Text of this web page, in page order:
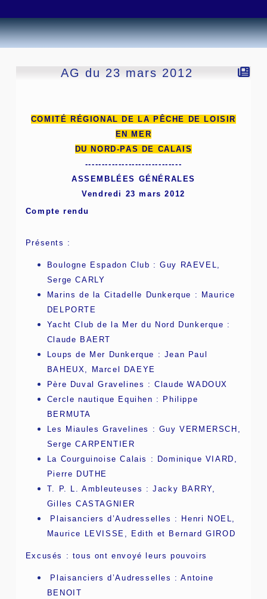
AG du 23 mars 2012
COMITÉ RÉGIONAL DE LA PÊCHE DE LOISIR
EN MER
DU NORD-PAS DE CALAIS
-----------------------------
ASSEMBLÉES GÉNÉRALES
Vendredi 23 mars 2012
Compte rendu
Présents :
Boulogne Espadon Club : Guy RAEVEL,
Serge CARLY
Marins de la Citadelle Dunkerque : Maurice
DELPORTE
Yacht Club de la Mer du Nord Dunkerque :
Claude BAERT
Loups de Mer Dunkerque : Jean Paul
BAHEUX, Marcel DAEYE
Père Duval Gravelines : Claude WADOUX
Cercle nautique Equihen : Philippe
BERMUTA
Les Miaules Gravelines : Guy VERMERSCH,
Serge CARPENTIER
La Courguinoise Calais : Dominique VIARD,
Pierre DUTHE
T. P. L. Ambleuteuses : Jacky BARRY,
Gilles CASTAGNIER
Plaisanciers d’Audresselles : Henri NOEL,
Maurice LEVISSE, Edith et Bernard GIROD
Excusés : tous ont envoyé leurs pouvoirs
Plaisanciers d’Audresselles : Antoine
BENOIT